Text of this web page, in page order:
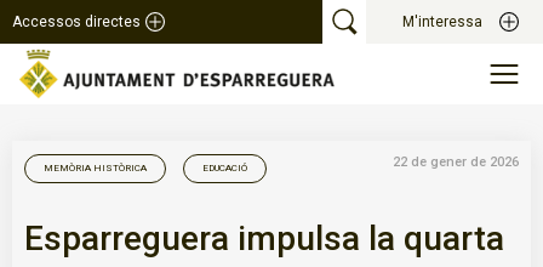
Accessos directes M'interessa
MEMÒRIA HISTÒRICA EDUCACIÓ 22 de gener de 2026
Esparreguera impulsa la quarta